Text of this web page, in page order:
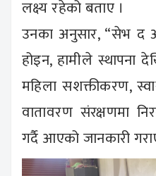
लक्ष्य रहेको बताए ।
उनका अनुसार, “सेभ द
होइन, हामीले स्थापना
महिला सशक्तीकरण,
वातावरण संरक्षणमा
गर्दै आएको जानकारी